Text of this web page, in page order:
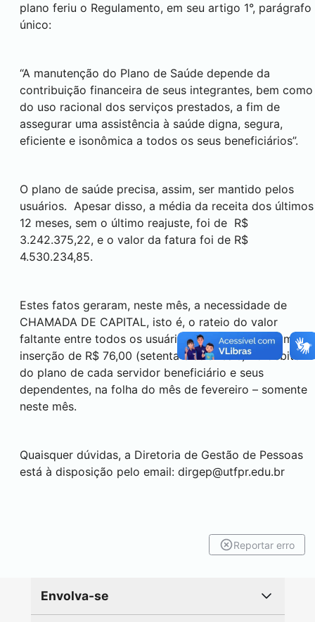
plano feriu o Regulamento, em seu artigo 1°, parágrafo
único:
“A manutenção do Plano de Saúde depende da
contribuição financeira de seus integrantes, bem como
do uso racional dos serviços prestados, a fim de
assegurar uma assistência à saúde digna, segura,
eficiente e isonômica a todos os seus beneficiários”.
O plano de saúde precisa, assim, ser mantido pelos
usuários. Apesar disso, a média da receita dos últimos
12 meses, sem o último reajuste, foi de R$
3.242.375,22, e o valor da fatura foi de R$
4.530.234,85.
Estes fatos geraram, neste mês, a necessidade de
CHAMADA DE CAPITAL, isto é, o rateio do valor
faltante entre todos os usuários. Assim, haverá uma
inserção de R$ 76,00 (setenta e seis reais) no débito
do plano de cada servidor beneficiário e seus
dependentes, na folha do mês de fevereiro – somente
neste mês.
Quaisquer dúvidas, a Diretoria de Gestão de Pessoas
está à disposição pelo email: dirgep@utfpr.edu.br
Reportar erro
Envolva-se